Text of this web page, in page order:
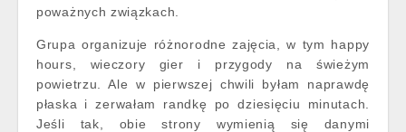
poważnych związkach.
Grupa organizuje różnorodne zajęcia, w tym happy
hours, wieczory gier i przygody na świeżym
powietrzu. Ale w pierwszej chwili byłam naprawdę
płaska i zerwałam randkę po dziesięciu minutach.
Jeśli tak, obie strony wymienią się danymi